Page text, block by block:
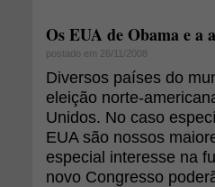
Os EUA de Obama e a
postado em 26/11/2008
Diversos países do
eleição norte-
Unidos. No caso
EUA são nossos
especial interesse na
novo Congresso